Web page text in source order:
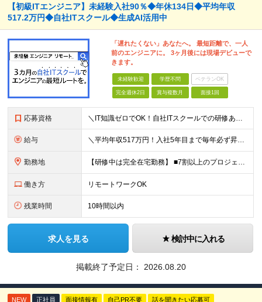
【初級ITエンジニア】未経験入社90％◆年休134日◆平均年収
517.2万円◆自社ITスクール◆生成AI活用中
「遅れたくない」あなたへ。 最短距離で、一人
前のエンジニアに。 3ヶ月後には現場デビューで
きます。
未経験歓迎 学歴不問 ベテランOK
完全週休2日 賞与複数月 面接1回
応募資格 ＼IT知識ゼロでOK！自社ITスクールでの研修あり／ ■完全未経験OK(文系出身70％) ■第二新卒歓迎 ■学歴不問 └社会人未経験の方も歓迎します！ 5名以上の採用を予定しているので、同期と入社も
給与 ＼平均年収517万円！入社5年目まで毎年必ず昇給／ ■賞与年3回 ■年収800万円以上も可 ■入社3年以上の平均年収469.2万円 月給23万2000円以上＋賞与年3回＋各種手当 ☆入社5年目まで最
勤務地 【研修中は完全在宅勤務】 ■7割以上のプロジェクトでリモートワークを導入 ■フルリモートもあり ■一都三県のプロジェクト先 ■転居を伴う転勤なし ＜プロジェクト先＞ 東京・神奈川・千葉・埼玉でのプロ
働き方 リモートワークOK
残業時間 10時間以内
求人を見る 検討中に入れる
掲載終了予定日： 2026.08.20
NEW 正社員 面接情報有 自己PR不要 話を聞きたい応募可